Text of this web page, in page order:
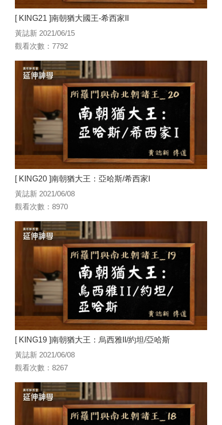
[ KING21 ]南朝猶大國王-希西家II
黃誌新 2021/06/15
觀看次數：7792
[ KING20 ]南朝猶大王：亞哈斯/希西家I
黃誌新 2021/06/08
觀看次數：8970
[ KING19 ]南朝猶大王：烏西雅II/約坦/亞哈斯
黃誌新 2021/06/08
觀看次數：8267